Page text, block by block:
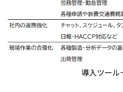
導入ツール